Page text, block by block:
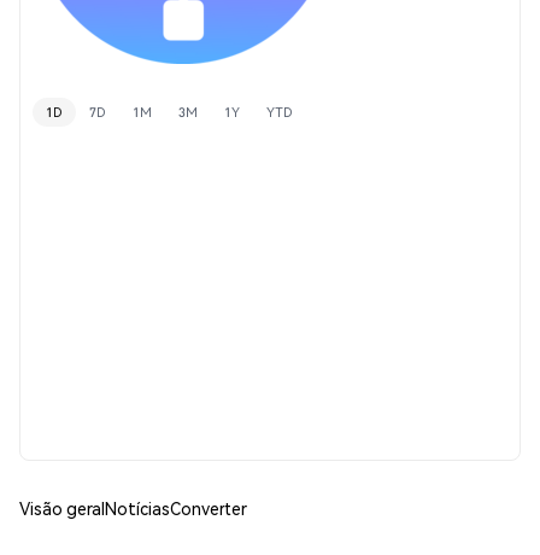
1D 7D 1M 3M 1Y YTD
Visão geralNotíciasConverter